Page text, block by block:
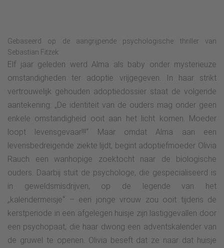
Gebaseerd op de aangrijpende psychologische thriller van
Sebastian Fitzek
Elf jaar geleden werd Alma als baby onder mysterieuze
omstandigheden ter adoptie vrijgegeven. In haar strikt
vertrouwelijk gehouden adoptiedossier staat de volgende
aantekening: „De identiteit van de ouders mag onder geen
enkele omstandigheid ooit aan het licht komen. Moeder
loopt levensgevaar!!!“ Maar omdat Alma aan een
levensbedreigende ziekte lijdt, begint adoptiefmoeder Olivia
Rauch een wanhopige zoektocht naar de biologische
ouders. Daarbij stuit de psychologe, die gespecialiseerd is
in geweldsmisdrijven, op de legende van het
„kalendermeisje“ – een jonge vrouw zou ooit tijdens de
kerstperiode in een afgelegen huisje zijn lastiggevallen door
een psychopaat, die haar dwong een adventskalender van
de gruwel te openen. Olivia beseft dat ze naar dat huisje